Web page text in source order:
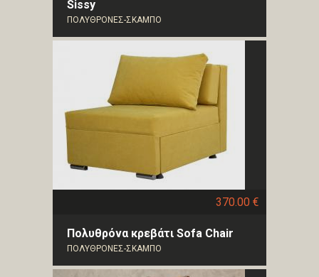
Sissy
ΠΟΛΥΘΡΟΝΕΣ-ΣΚΑΜΠΟ
370.00 €
Πολυθρόνα κρεβάτι Sofa Chair
ΠΟΛΥΘΡΟΝΕΣ-ΣΚΑΜΠΟ